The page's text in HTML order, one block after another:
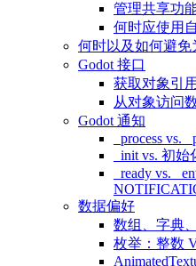
管理共享功
何时应使用
何时以及如何避
Godot 接口
获取对象引用
从对象访问
Godot 通知
_process vs.
_init vs. 初始
_ready vs.
数据偏好
数组、字典
枚举：整数